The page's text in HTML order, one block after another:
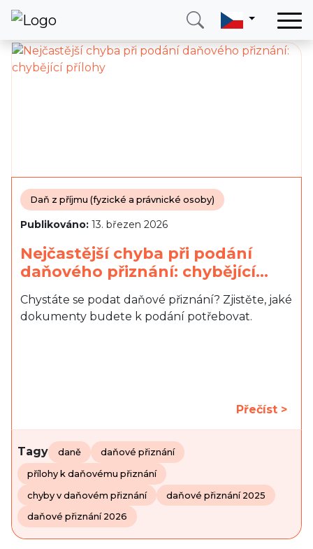
Domů
Služby
Kontakt
Zavolejte mi
Daň z příjmu (fyzické a právnické osoby)
Publikováno: 13. březen 2026
Nejčastější chyba při podání
daňového přiznání: chybějící…
Chystáte se podat daňové přiznání? Zjistěte, jaké
dokumenty budete k podání potřebovat.
Přečíst >
Tagy daně daňové přiznání
přílohy k daňovému přiznání
chyby v daňovém přiznání daňové přiznání 2025
daňové přiznání 2026